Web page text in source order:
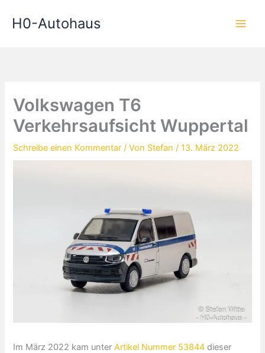
InhaltH0-Autohaus
Volkswagen T6
Verkehrsaufsicht Wuppertal
Schreibe einen Kommentar / Von Stefan/13. März 2022
Im März 2022 kam unterArtikel Nummer 53844 dieser